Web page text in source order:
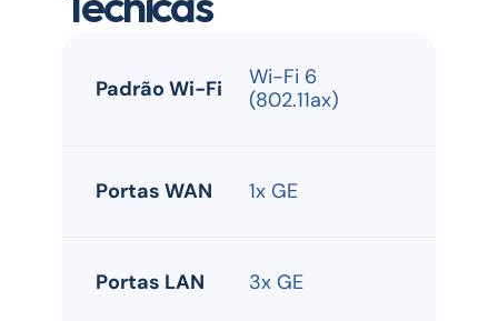
Padrão Wi-Fi
Wi-Fi 6
(802.11ax)
Portas WAN 1x GE
Portas LAN 3x GE